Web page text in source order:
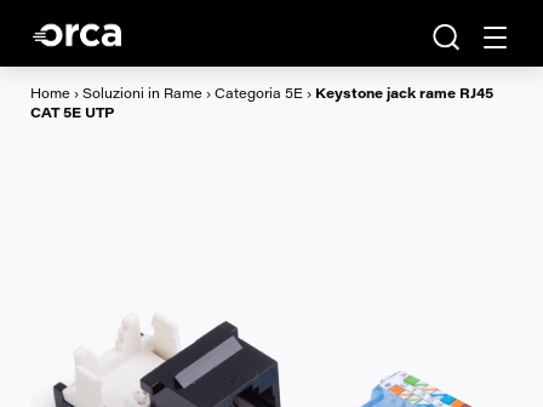
Home › Soluzioni in Rame › Categoria 5E › Keystone jack rame RJ45
CAT 5E UTP